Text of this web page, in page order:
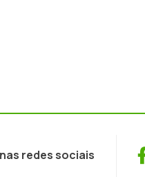
redes sociais